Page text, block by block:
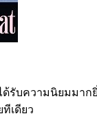
บความนิยมมาก
เดียว